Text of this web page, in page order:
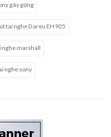
gãy gọng
tai nghe Dareu EH 925
nghe marshall
nghe sony